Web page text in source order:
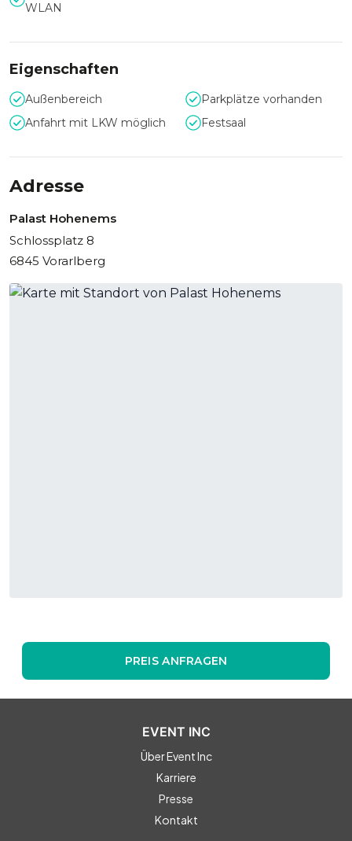
WLAN
Eigenschaften
Außenbereich
Parkplätze vorhanden
Anfahrt mit LKW möglich
Festsaal
Adresse
Palast Hohenems
Schlossplatz 8
6845 Vorarlberg
PREIS ANFRAGEN
EVENT INC
Über Event Inc
Karriere
Presse
Kontakt